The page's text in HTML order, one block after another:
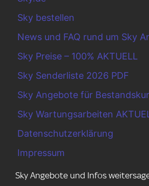
Sky bestellen
News und FAQ rund um Sky
Sky Preise – 100% AKTUELL
Sky Senderliste 2026 PDF
Sky Angebote für
Sky Wartungsarbeiten
Datenschutzerklärung
Impressum
Sky Angebote und Infos